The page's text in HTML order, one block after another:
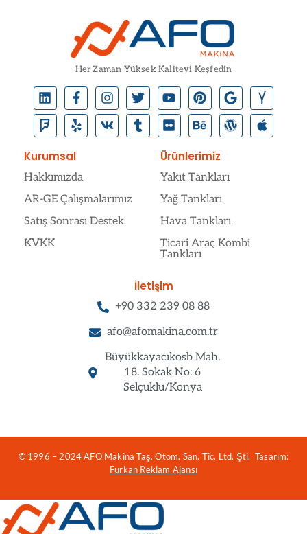
Her Zaman Yüksek Kaliteyi Keşfedin
Kurumsal
Hakkımızda
AR-GE Çalışmalarımız
Satış Sonrası Destek
KVKK
Ürünlerimiz
Yakıt Tankları
Yağ Tankları
Hava Tankları
Ticari Araç Kombi
Tankları
İletişim
+90 332 239 08 88
afo@afomakina.com.tr
Büyükkayacıkosb Mah.
18. Sokak No: 6
Selçuklu/Konya
© 1996 – 2024 AFO Makina Taş. Otom. San. Tic. Ltd. Şti. Tasarım:
Furkan Reklam Ajansı